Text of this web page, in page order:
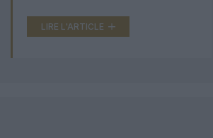
LIRE L'ARTICLE